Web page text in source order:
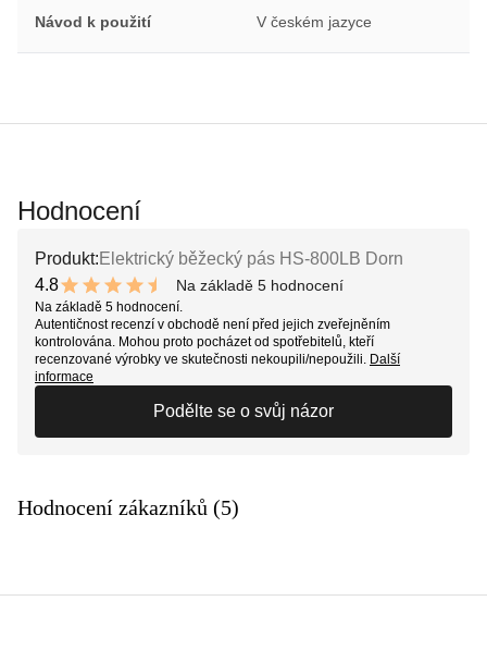
Návod k použití V českém jazyce
Hodnocení
Produkt: Elektrický běžecký pás HS-800LB Dorn
4.8
9.6 out of 10 stars
Na základě 5 hodnocení
Na základě 5 hodnocení.
Autentičnost recenzí v obchodě není před jejich zveřejněním
kontrolována. Mohou proto pocházet od spotřebitelů, kteří
recenzované výrobky ve skutečnosti nekoupili/nepoužili. Další
informace
Podělte se o svůj názor
Hodnocení zákazníků (5)